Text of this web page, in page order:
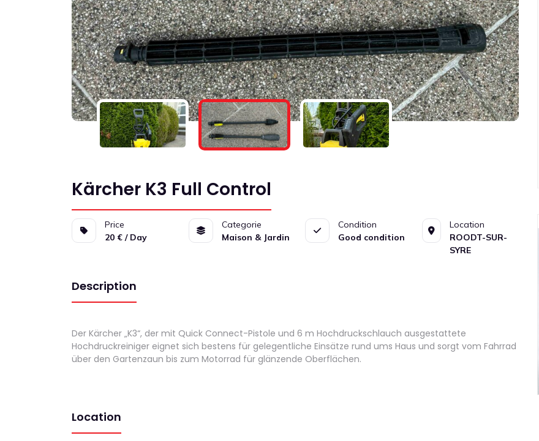
Kärcher K3 Full Control
Price
20 € / Day
Categorie
Maison & Jardin
Condition
Good condition
Location
ROODT-SUR-
SYRE
Description
Der Kärcher „K3“, der mit Quick Connect-Pistole und 6 m Hochdruckschlauch ausgestattete
Hochdruckreiniger eignet sich bestens für gelegentliche Einsätze rund ums Haus und sorgt vom Fahrrad
über den Gartenzaun bis zum Motorrad für glänzende Oberflächen.
Location